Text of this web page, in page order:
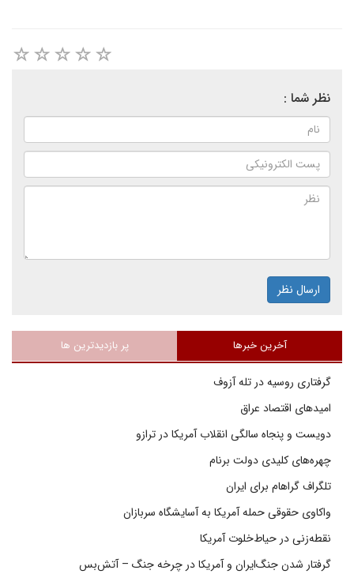
نظر شما :
ارسال نظر
آخرین خبرها پر بازدیدترین ها
گرفتاری روسیه در تله آزوف
امیدهای اقتصاد عراق
دویست و پنجاه سالگی انقلاب آمریکا در ترازو
چهره‌های کلیدی دولت برنام
تلگراف گراهام برای ایران
واکاوی حقوقی حمله آمریکا به آسایشگاه سربازان
نقطه‌زنی در حیاط‌خلوت آمریکا
گرفتار شدن جنگ‌ایران و آمریکا در چرخه جنگ – آتش‌بس